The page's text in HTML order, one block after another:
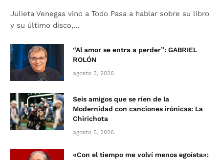
Julieta Venegas vino a Todo Pasa a hablar sobre su libro
y su último disco,…
“Al amor se entra a perder”: GABRIEL
ROLÓN
agosto 5, 2026
Seis amigos que se ríen de la
Modernidad con canciones irónicas: La
Chirichota
agosto 5, 2026
«Con el tiempo me volví menos egoísta»: